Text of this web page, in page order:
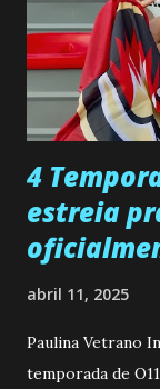
Rogerio
desaparecimento
ter sido vítima
que a clínica
...
4
estreia
abril 11, 2025
Paulina Vetrano
temporada de